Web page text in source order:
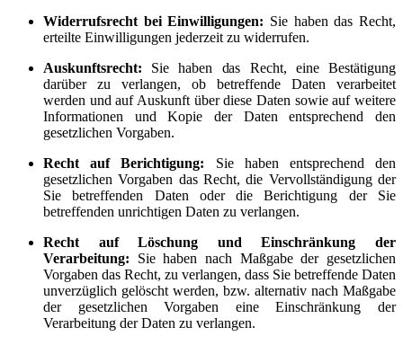
Widerrufsrecht bei Einwilligungen: Sie haben das Recht,
erteilte Einwilligungen jederzeit zu widerrufen.
Auskunftsrecht: Sie haben das Recht, eine Bestätigung
darüber zu verlangen, ob betreffende Daten verarbeitet
werden und auf Auskunft über diese Daten sowie auf weitere
Informationen und Kopie der Daten entsprechend den
gesetzlichen Vorgaben.
Recht auf Berichtigung: Sie haben entsprechend den
gesetzlichen Vorgaben das Recht, die Vervollständigung der
Sie betreffenden Daten oder die Berichtigung der Sie
betreffenden unrichtigen Daten zu verlangen.
Recht auf Löschung und Einschränkung der
Verarbeitung: Sie haben nach Maßgabe der gesetzlichen
Vorgaben das Recht, zu verlangen, dass Sie betreffende Daten
unverzüglich gelöscht werden, bzw. alternativ nach Maßgabe
der gesetzlichen Vorgaben eine Einschränkung der
Verarbeitung der Daten zu verlangen.